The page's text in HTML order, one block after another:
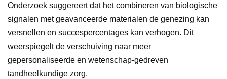
Onderzoek suggereert dat het combineren van biologische
signalen met geavanceerde materialen de genezing kan
versnellen en succespercentages kan verhogen. Dit
weerspiegelt de verschuiving naar meer
gepersonaliseerde en wetenschap-gedreven
tandheelkundige zorg.